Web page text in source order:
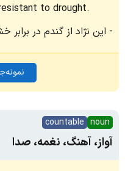
to drought.
این نژاد از گندم در
noun
countable
آواز، آهنگ، نغمه، صدا